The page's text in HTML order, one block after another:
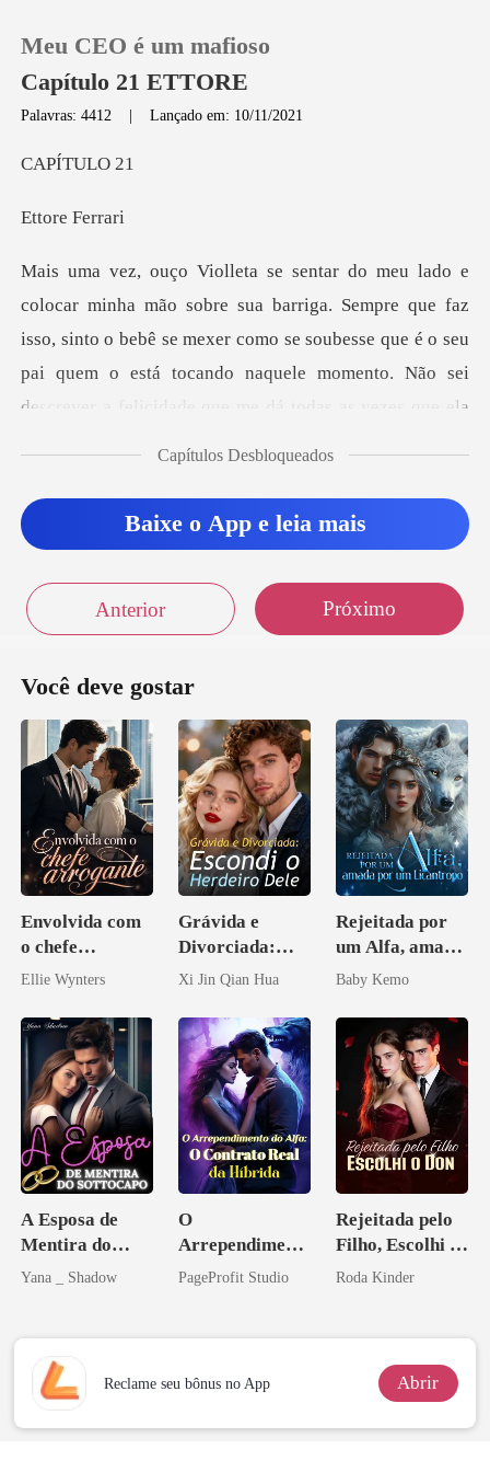
Loja
Meu CEO é um mafioso
Capítulo 21 ETTORE
Palavras: 4412 |Lançado em: 10/11/2021
ÍTU
e Fer
so, sinto o bebê se mexer como se soubesse que é o seu
pai quem o está tocando naquele momento. Não sei
de
Capítulos Desbloqueados
Baixe o App e leia mais
Anterior Próximo
Você deve gostar
Envolvida com
o chefe
arrogante
Ellie Wynters
Grávida e
Divorciada:
Escondi o
Xi Jin Qian Hua
Rejeitada por
um Alfa, amada
por um
Baby Kemo
A Esposa de
Mentira do
Sottocapo
Yana _ Shadow
O
Arrependiment
o do Alfa: O
PageProfit Studio
Rejeitada pelo
Filho, Escolhi o
Don
Roda Kinder
Reclame seu bônus no App Abrir